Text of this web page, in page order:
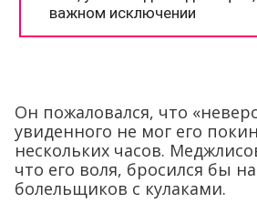
Он пожаловался, что
увиденного не мог его
нескольких часов.
что его воля, бросился бы
болельщиков с кулаками.